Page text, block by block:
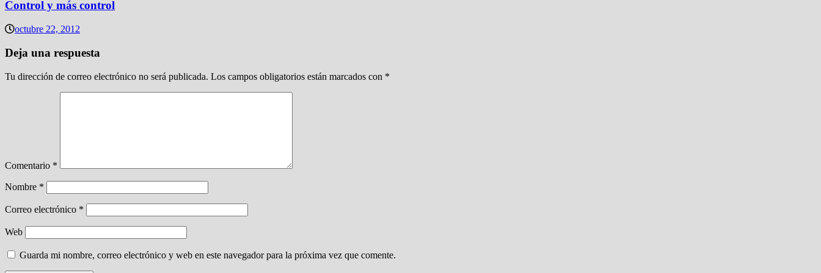
Control y más control
octubre 22, 2012
Deja una respuesta
Tu dirección de correo electrónico no será publicada. Los campos obligatorios están marcados con *
Comentario *
Nombre *
Correo electrónico *
Web
Guarda mi nombre, correo electrónico y web en este navegador para la próxima vez que comente.